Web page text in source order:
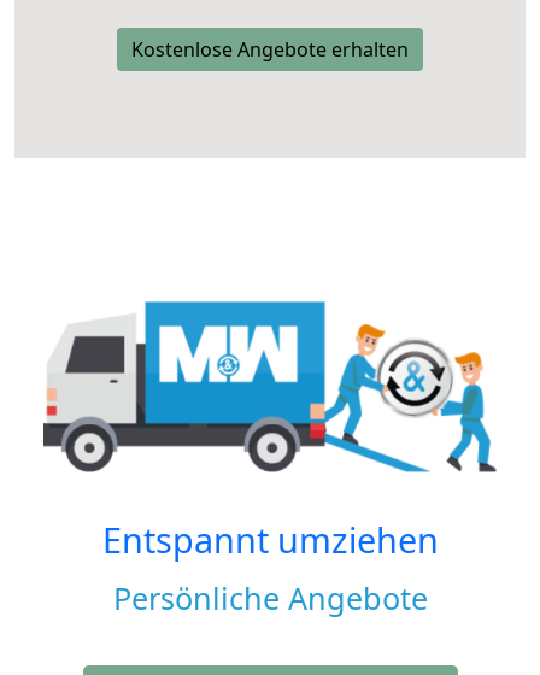
Kostenlose Angebote erhalten
Entspannt umziehen
Persönliche Angebote